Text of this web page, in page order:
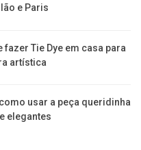
e Paris
Tie Dye em casa para
artística
usar a peça queridinha
elegantes